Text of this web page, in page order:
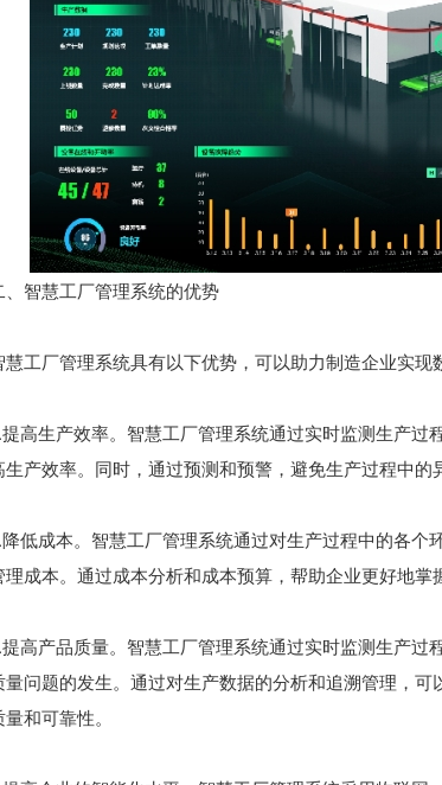
、智慧工厂管理系统的优势
慧工厂管理系统具有以下优势，可以助力制造企业实现
高生产效率。智慧工厂管理系统通过实时监测生产
生产效率。同时，通过预测和预警，避免生产过程中的
低成本。智慧工厂管理系统通过对生产过程中的各
理成本。通过成本分析和成本预算，帮助企业更好地掌
高产品质量。智慧工厂管理系统通过实时监测生产
量问题的发生。通过对生产数据的分析和追溯管理，
和可靠性。